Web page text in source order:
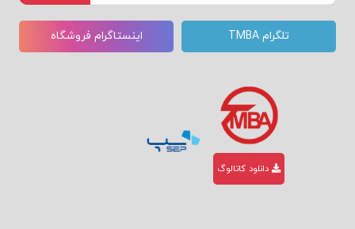
تلگرام TMBA اینستاگرام فروشگاه
دانلود کاتالوگ